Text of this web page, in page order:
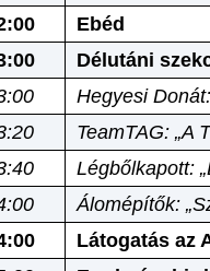
Ebéd
Délutáni
Hegyesi
TeamTAG: „A
Légbőlkapott:
Álomépítők:
Látogatás az